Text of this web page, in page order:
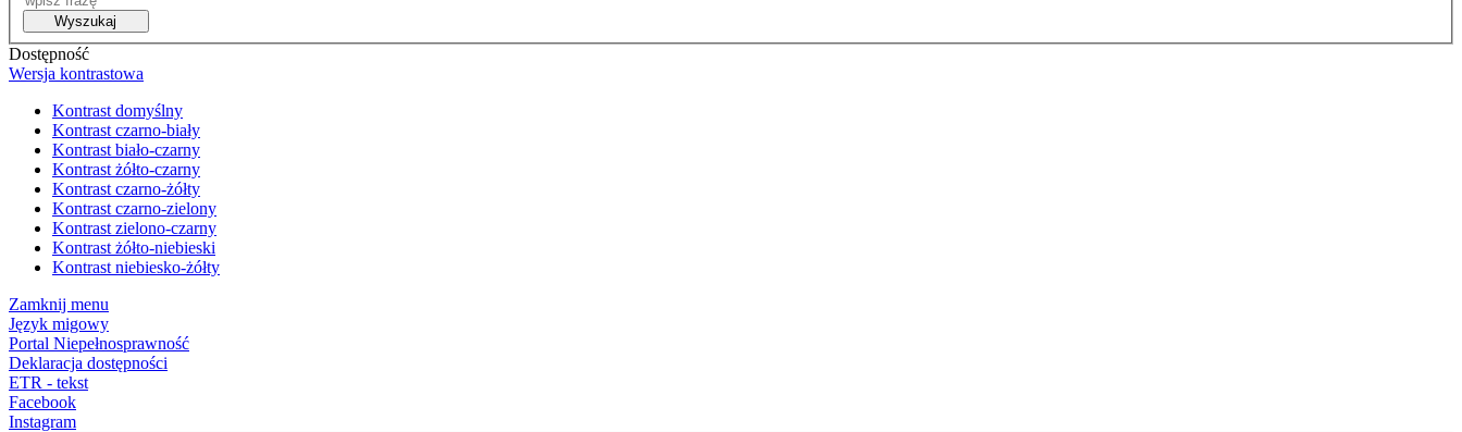
Wyszukaj
Dostępność
Wersja kontrastowa
Kontrast domyślny
Kontrast czarno-biały
Kontrast biało-czarny
Kontrast żółto-czarny
Kontrast czarno-żółty
Kontrast czarno-zielony
Kontrast zielono-czarny
Kontrast żółto-niebieski
Kontrast niebiesko-żółty
Zamknij menu
Język migowy
Portal Niepełnosprawność
Deklaracja dostępności
ETR - tekst
Facebook
Instagram